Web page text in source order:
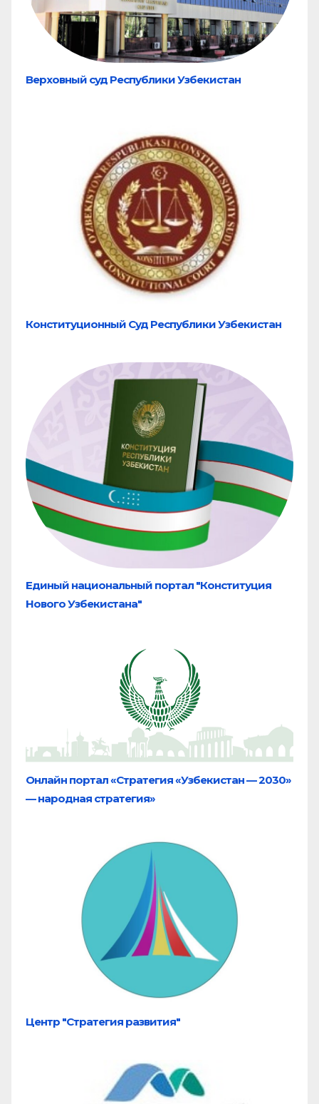
Верховный суд Республики Узбекистан
Конституционный Суд Республики Узбекистан
Единый национальный портал "Конституция
Нового Узбекистана"
Онлайн портал «Стратегия «Узбекистан — 2030»
— народная стратегия»
Центр "Стратегия развития"